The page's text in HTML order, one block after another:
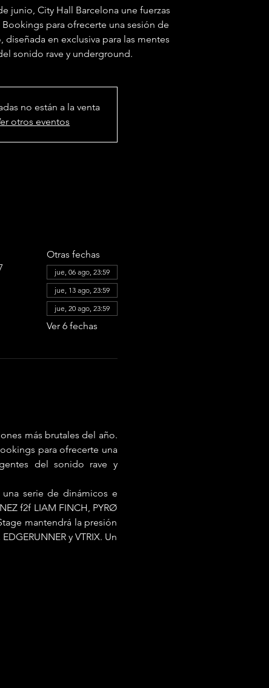
junio, City Hall Barcelona une fuerzas
para ofrecerte una sesión de
en exclusiva para las mentes
no están a la venta
otros eventos
Otras fechas
jue, 06 ago, 23:59
jue, 13 ago, 23:59
jue, 20 ago, 23:59
Ver 6 fechas
más brutales del año.
para ofrecerte una
del sonido rave y
serie de dinámicos e
f2f LIAM FINCH, PYRØ
mantendrá la presión
y VTRIX. Un